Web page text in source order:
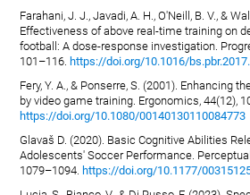
Farahani, J. J., Javadi, A. H., O'Neill, B. V., &
Effectiveness of above real-time training on
football: A dose-response investigation.
101–116. https://doi.org/10.1016/
Fery, Y. A., & Ponserre, S. (2001). Enhancing
by video game training. Ergonomics, 44(12),
https://doi.org/10.1080/00140130110084773
Glavaš D. (2020). Basic Cognitive Abilities
Adolescents' Soccer Performance.
1079–1094. https://doi.org/10.1177/